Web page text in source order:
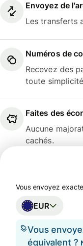
Envoyez de
Les transferts
Numéros de
Recevez des
toute
Faites des
Aucune
cachés.
Vous envoyez
EUR
Vous
équivalent ?